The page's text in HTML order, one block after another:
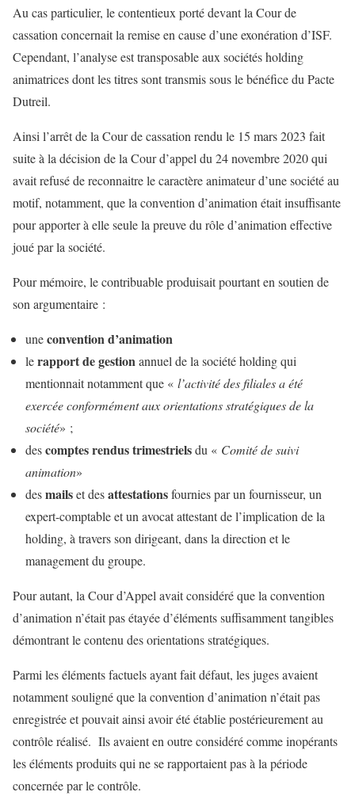
Au cas particulier, le contentieux porté devant la Cour de
cassation concernait la remise en cause d’une exonération d’ISF.
Cependant, l’analyse est transposable aux sociétés holding
animatrices dont les titres sont transmis sous le bénéfice du Pacte
Dutreil.
Ainsi l’arrêt de la Cour de cassation rendu le 15 mars 2023 fait
suite à la décision de la Cour d’appel du 24 novembre 2020 qui
avait refusé de reconnaitre le caractère animateur d’une société au
motif, notamment, que la convention d’animation était insuffisante
pour apporter à elle seule la preuve du rôle d’animation effective
joué par la société.
Pour mémoire, le contribuable produisait pourtant en soutien de
son argumentaire :
uneconvention d’animation
lerapport de gestionannuel de la société holding qui
mentionnait notamment que « l’activité des filiales a été
exercée conformément aux orientations stratégiques de la
société» ;
descomptes rendus trimestrielsdu « Comité de suivi
animation»
desmailset desattestationsfournies par un fournisseur, un
expert-comptable et un avocat attestant de l’implication de la
holding, à travers son dirigeant, dans la direction et le
management du groupe.
Pour autant, la Cour d’Appel avait considéré que la convention
d’animation n’était pas étayée d’éléments suffisamment tangibles
démontrant le contenu des orientations stratégiques.
Parmi les éléments factuels ayant fait défaut, les juges avaient
notamment souligné que la convention d’animation n’était pas
enregistrée et pouvait ainsi avoir été établie postérieurement au
contrôle réalisé. Ils avaient en outre considéré comme inopérants
les éléments produits qui ne se rapportaient pas à la période
concernée par le contrôle.